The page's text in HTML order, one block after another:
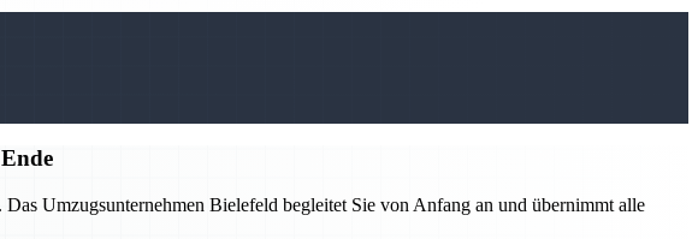
Umzugsunternehmen Bielefeld begleitet Sie von Anfang an und übernimmt alle